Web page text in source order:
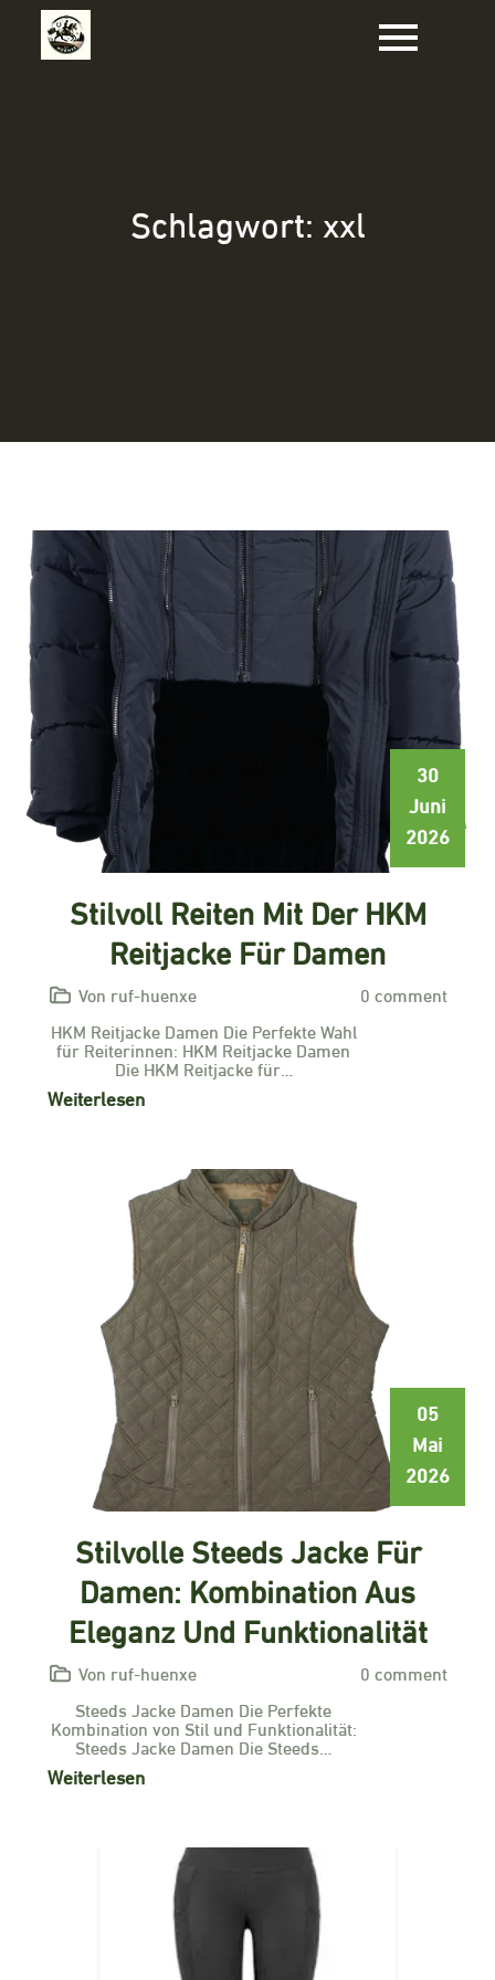
Schlagwort: xxl
30
Juni
2026
Stilvoll Reiten Mit Der HKM
Reitjacke Für Damen
Von ruf-huenxe
0 comment
HKM Reitjacke Damen Die Perfekte Wahl
für Reiterinnen: HKM Reitjacke Damen
Die HKM Reitjacke für…
Weiterlesen
05
Mai
2026
Stilvolle Steeds Jacke Für
Damen: Kombination Aus
Eleganz Und Funktionalität
Von ruf-huenxe
0 comment
Steeds Jacke Damen Die Perfekte
Kombination von Stil und Funktionalität:
Steeds Jacke Damen Die Steeds…
Weiterlesen